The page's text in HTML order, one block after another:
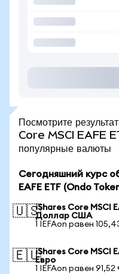
Посмотрите
Core MSCI EAFE
популярные валюты
Сегодняшний курс
EAFE ETF (Ondo
🇺🇸iShares Core MSCI
Доллар США
1 IEFAon равен
🇪🇺iShares Core MSCI
Евро
1 IEFAon равен 91,52